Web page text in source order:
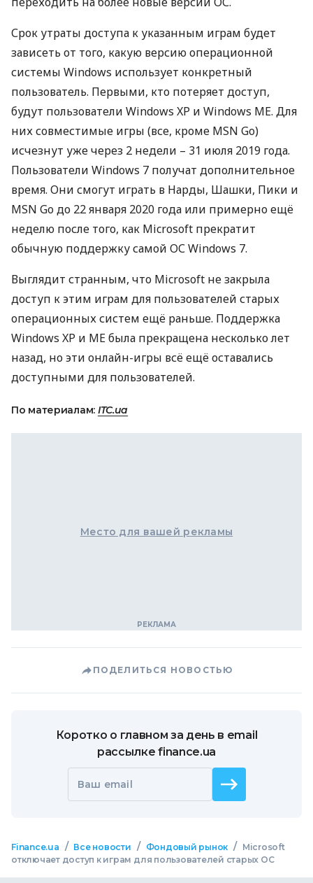
Срок утраты доступа к указанным играм будет
зависеть от того, какую версию операционной
системы Windows использует конкретный
пользователь. Первыми, кто потеряет доступ,
будут пользователи Windows XP и Windows ME. Для
них совместимые игры (все, кроме MSN Go)
исчезнут уже через 2 недели – 31 июля 2019 года.
Пользователи Windows 7 получат дополнительное
время. Они смогут играть в Нарды, Шашки, Пики и
MSN Go до 22 января 2020 года или примерно ещё
неделю после того, как Microsoft прекратит
обычную поддержку самой ОС Windows 7.
Выглядит странным, что Microsoft не закрыла
доступ к этим играм для пользователей старых
операционных систем ещё раньше. Поддержка
Windows XP и ME была прекращена несколько лет
назад, но эти онлайн-игры всё ещё оставались
доступными для пользователей.
По материалам: ITC.ua
Место для вашей рекламы
ПОДЕЛИТЬСЯ НОВОСТЬЮ
Коротко о главном за день в email
рассылке finance.ua
Ваш email
Finance.ua / Все новости / Фондовый рынок /
Microsoft
отключает доступ к играм для пользователей старых ОС